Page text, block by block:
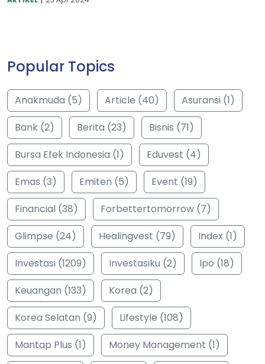
Popular Topics
Anakmuda (5) Article (40)
Asuransi (1)
Bank (2)
Berita (23)
Bisnis (71)
Bursa Efek Indonesia (1)
Eduvest (4)
Emas (3)
Emiten (5)
Event (19)
Financial (38)
Forbettertomorrow (7)
Glimpse (24)
Healingvest (79)
Index (1)
Investasi (1209)
Investasiku (2)
Ipo (18)
Keuangan (133)
Korea (2)
Korea Selatan (9)
Lifestyle (108)
Mantap Plus (1)
Money Management (1)